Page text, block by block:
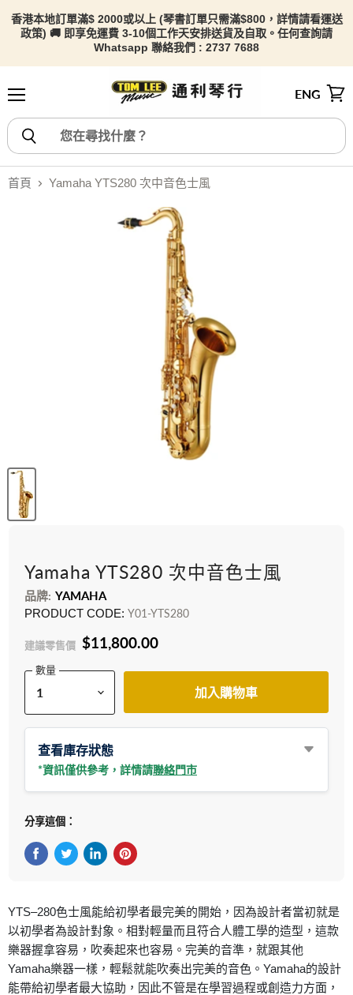
香港本地訂單滿$ 2000或以上 (琴書訂單只需滿$800，詳情請看運送
政策) 🚚 即享免運費 3-10個工作天安排送貨及自取。任何查詢請
Whatsapp 聯絡我們 : 2737 7688
ENG
首頁 Yamaha YTS280 次中音色士風
Yamaha YTS280 次中音色士風
品牌: YAMAHA
PRODUCT CODE: Y01-YTS280
建議零售價 $11,800.00
數量
加入購物車
查看庫存狀態
*資訊僅供參考，詳情請聯絡門市
分享這個：
YTS–280色士風能給初學者最完美的開始，因為設計者當初就是
以初學者為設計對象。相對輕量而且符合人體工學的造型，這款
樂器握拿容易，吹奏起來也容易。完美的音準，就跟其他
Yamaha樂器一樣，輕鬆就能吹奏出完美的音色。Yamaha的設計
能帶給初學者最大協助，因此不管是在學習過程或創造力方面，